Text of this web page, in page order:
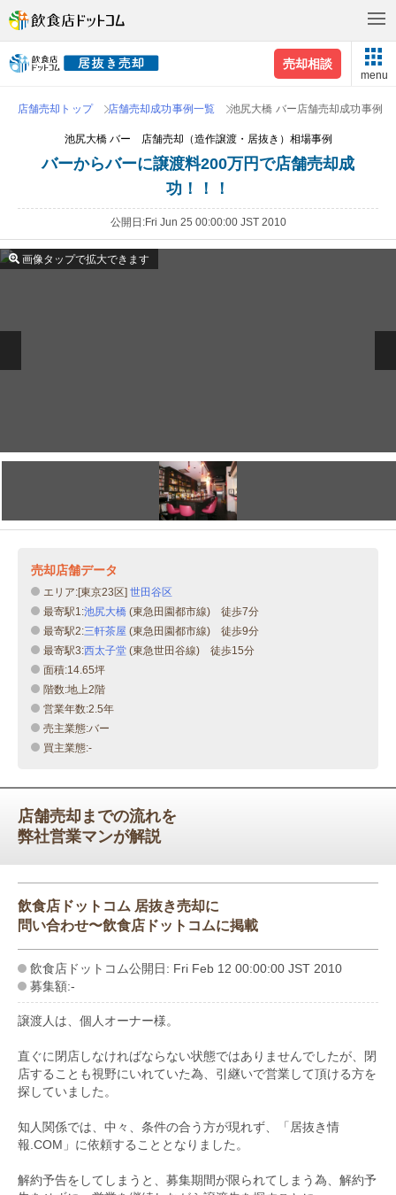
売却相談
menu
店舗売却トップ 店舗売却成功事例一覧 池尻大橋 バー店舗売却成功事例
池尻大橋 バー 店舗売却（造作譲渡・居抜き）相場事例
バーからバーに譲渡料200万円で店舗売却成
功！！！
公開日 Fri Jun 25 00:00:00 JST 2010
画像タップで拡大できます
売却店舗データ
エリア:[東京23区] 世田谷区
最寄駅1:池尻大橋 (東急田園都市線) 徒歩7分
最寄駅2:三軒茶屋 (東急田園都市線) 徒歩9分
最寄駅3:西太子堂 (東急世田谷線) 徒歩15分
面積:14.65坪
階数:地上2階
営業年数:2.5年
売主業態:バー
買主業態:-
店舗売却までの流れを
弊社営業マンが解説
飲食店ドットコム 居抜き売却に
問い合わせ〜飲食店ドットコムに掲載
飲食店ドットコム公開日: Fri Feb 12 00:00:00 JST 2010
募集額:-
譲渡人は、個人オーナー様。
直ぐに閉店しなければならない状態ではありませんでしたが、閉
店することも視野にいれていた為、引継いで営業して頂ける方を
探していました。
知人関係では、中々、条件の合う方が現れず、「居抜き情
報.COM」に依頼することとなりました。
解約予告をしてしまうと、募集期間が限られてしまう為、解約予